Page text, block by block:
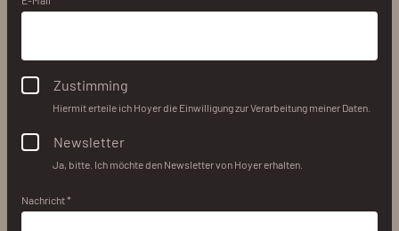
Zustimming
Hiermit erteile ich Hoyer die Einwilligung zur Verarbeitung meiner Daten.
Newsletter
Ja, bitte. Ich möchte den Newsletter von Hoyer erhalten.
Nachricht *